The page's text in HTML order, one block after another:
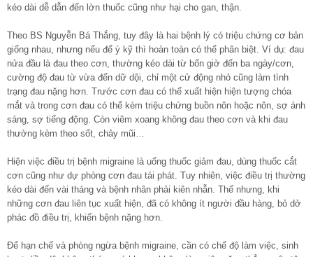
kéo dài dễ dẫn đến lờn thuốc cũng như hại cho gan, thận.
Theo BS Nguyễn Bá Thắng, tuy đây là hai bệnh lý có triệu chứng cơ bản
giống nhau, nhưng nếu để ý kỹ thì hoàn toàn có thể phân biệt. Ví dụ: đau
nửa đầu là đau theo cơn, thường kéo dài từ bốn giờ đến ba ngày/cơn,
cường độ đau từ vừa đến dữ dội, chỉ một cử động nhỏ cũng làm tình
trạng đau nặng hơn. Trước cơn đau có thể xuất hiện hiện tượng chóa
mắt và trong cơn đau có thể kèm triệu chứng buồn nôn hoặc nôn, sợ ánh
sáng, sợ tiếng động. Còn viêm xoang không đau theo cơn và khi đau
thường kèm theo sốt, chảy mũi…
Hiện việc điều trị bệnh migraine là uống thuốc giảm đau, dùng thuốc cắt
cơn cũng như dự phòng cơn đau tái phát. Tuy nhiên, việc điều trị thường
kéo dài đến vài tháng và bệnh nhân phải kiên nhẫn. Thế nhưng, khi
những cơn đau liên tục xuất hiện, đã có không ít người đầu hàng, bỏ dở
phác đồ điều trị, khiến bệnh nặng hơn.
Để hạn chế và phòng ngừa bệnh migraine, cần có chế độ làm việc, sinh